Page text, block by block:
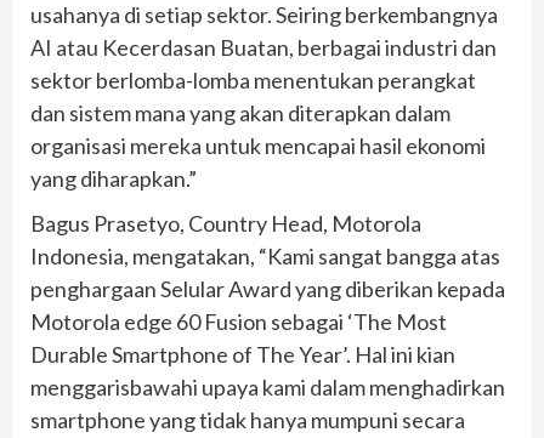
usahanya di setiap sektor. Seiring berkembangnya
AI atau Kecerdasan Buatan, berbagai industri dan
sektor berlomba-lomba menentukan perangkat
dan sistem mana yang akan diterapkan dalam
organisasi mereka untuk mencapai hasil ekonomi
yang diharapkan.”
Bagus Prasetyo, Country Head, Motorola
Indonesia, mengatakan, “Kami sangat bangga atas
penghargaan Selular Award yang diberikan kepada
Motorola edge 60 Fusion sebagai ‘The Most
Durable Smartphone of The Year’. Hal ini kian
menggarisbawahi upaya kami dalam menghadirkan
smartphone yang tidak hanya mumpuni secara